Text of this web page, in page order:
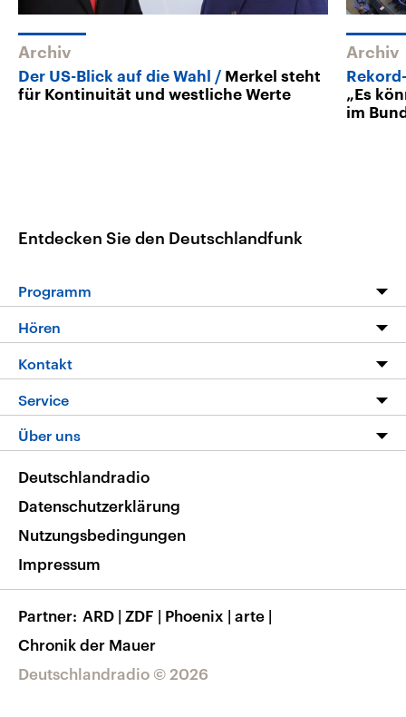
Archiv
Der US-Blick auf die Wahl
Merkel steht
für Kontinuität und westliche Werte
Archiv
„Es
im
Entdecken Sie den Deutschlandfunk
Programm
Die Nachrichten
Nachrichtenleicht
Neue Beiträge auf dlf.de
Hören
Livestream
Podcasts
Deutschlandfunk App
Nachrichten App
Frequenzen
Kontakt
Service
FAQ
Veranstaltungen
Musikliste
RSS
Über uns
Barrierefreiheit
Deutschlandradio © 2026
Deutschlandradio
Datenschutzerklärung
Nutzungsbedingungen
Impressum
Partner ARD | ZDF | Phoenix | arte |
Chronik der Mauer